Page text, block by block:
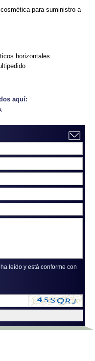
para suministro a
horizontales
aquí:
leído y está conforme con